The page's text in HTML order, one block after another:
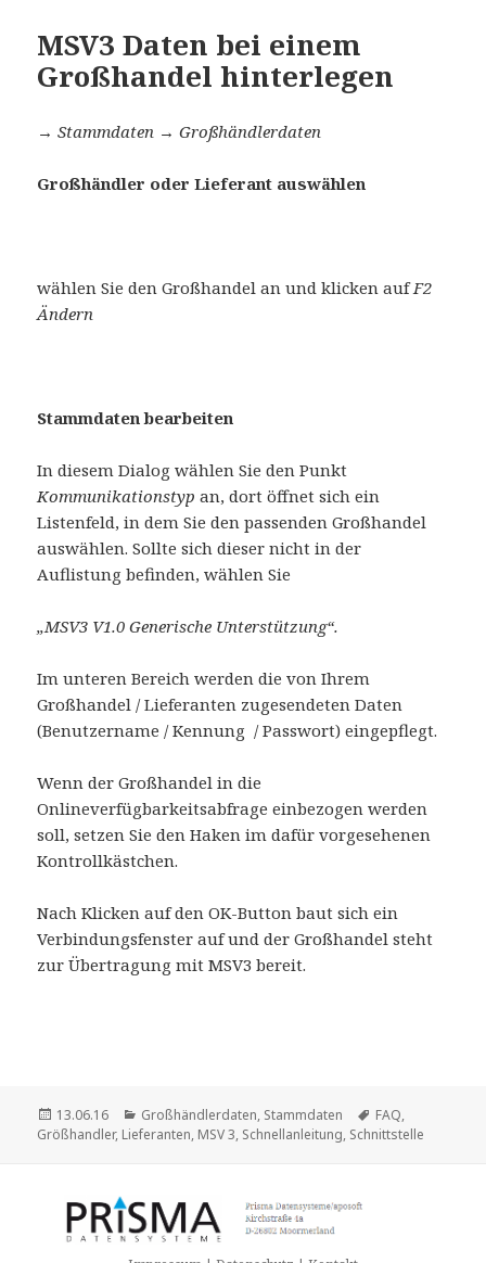
MSV3 Daten bei einem
Großhandel hinterlegen
→ Stammdaten → Großhändlerdaten
Großhändler oder Lieferant auswählen
wählen Sie den Großhandel an und klicken aufF2
Ändern
Stammdaten bearbeiten
In diesem Dialog wählen Sie den Punkt
Kommunikationstyp an, dort öffnet sich ein
Listenfeld, in dem Sie den passenden Großhandel
auswählen. Sollte sich dieser nicht in der
Auflistung befinden, wählen Sie
„MSV3 V1.0 Generische Unterstützung“.
Im unteren Bereich werden die von Ihrem
Großhandel / Lieferanten zugesendeten Daten
(Benutzername / Kennung / Passwort) eingepflegt.
Wenn der Großhandel in die
Onlineverfügbarkeitsabfrage einbezogen werden
soll, setzen Sie den Haken im dafür vorgesehenen
Kontrollkästchen.
Nach Klicken auf den OK-Button baut sich ein
Verbindungsfenster auf und der Großhandel steht
zur Übertragung mit MSV3 bereit.
Veröffentlicht
am
13.06.16 Kategorien
Großhändlerdaten, Stammdaten Schlagwörter
FAQ,
Größhandler, Lieferanten, MSV 3, Schnellanleitung, Schnittstelle